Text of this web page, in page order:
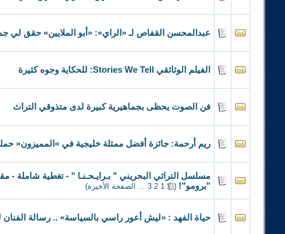
عبدالمحسن القفاص لـ «الراي»: «أبو الملايين» حقق لي
الفيلم الوثائقي Stories We Tell: للحكاية وجوه كثيرة
فن الصوت يحظى بجماهيرية كبيرة لدى متذوقي التراث
ريم أرحمة: جائزة أفضل ممثلة خليجية في »المميزون«
مسلسل التراثي البحريني " بـرايـحـنـا " - تغطية شاملة
"برومو"! (
1
2
3
... الصفحة الأخيرة)
حياة الفهد : «ليش أعور راسي بالسياسة» .. رسالة الفنان